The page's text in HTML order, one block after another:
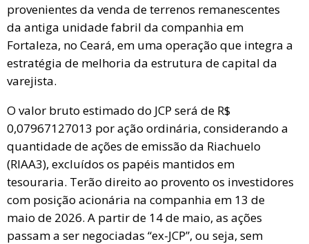
provenientes da venda de terrenos remanescentes
da antiga unidade fabril da companhia em
Fortaleza, no Ceará, em uma operação que integra a
estratégia de melhoria da estrutura de capital da
varejista.
O valor bruto estimado do JCP será de R$
0,07967127013 por ação ordinária, considerando a
quantidade de ações de emissão da Riachuelo
(RIAA3), excluídos os papéis mantidos em
tesouraria. Terão direito ao provento os investidores
com posição acionária na companhia em 13 de
maio de 2026. A partir de 14 de maio, as ações
passam a ser negociadas “ex-JCP”, ou seja, sem